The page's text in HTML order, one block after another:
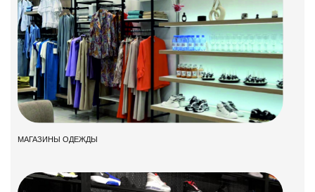
МАГАЗИНЫ ОДЕЖДЫ